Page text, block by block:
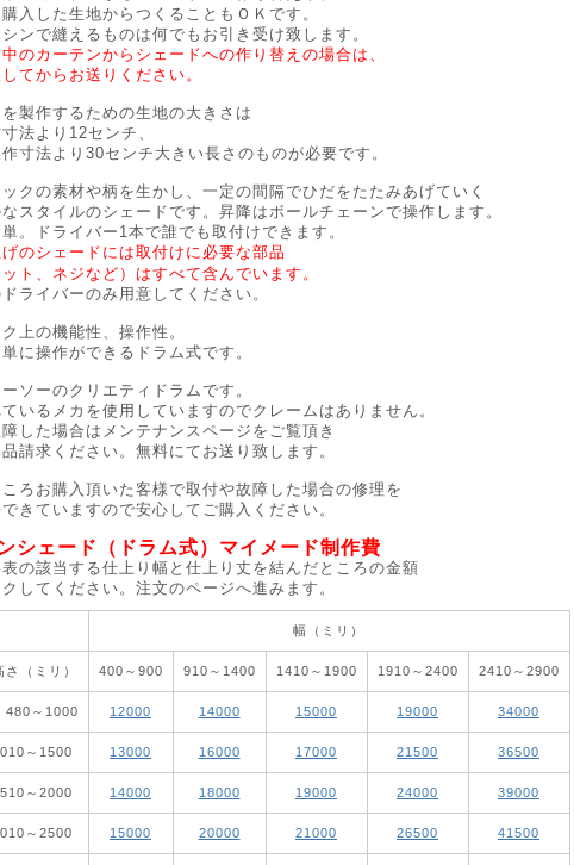
入した生地からつくることもＯＫです。
ンで縫えるものは何でもお引き受け致します。
のカーテンからシェードへの作り替えの場合は、
てからお送りください。
製作するための生地の大きさは
法より12センチ、
寸法より30センチ大きい長さのものが必要です。
クの素材や柄を生かし、一定の間隔でひだをたたみあげていく
スタイルのシェードです。昇降はボールチェーンで操作します。
。ドライバー1本で誰でも取付けできます。
のシェードには取付けに必要な部品
ット、ネジなど）はすべて含んでいます。
ライバーのみ用意してください。
上の機能性、操作性。
に操作ができるドラム式です。
ソーのクリエティドラムです。
いるメカを使用していますのでクレームはありません。
した場合はメンテナンスページをご覧頂き
請求ください。無料にてお送り致します。
ろお購入頂いた客様で取付や故障した場合の修理を
きていますので安心してご購入ください。
シェード（ドラム式）マイメード制作費
の該当する仕上り幅と仕上り丈を結んだところの金額
してください。注文のページへ進みます。
幅（ミリ）
さ（ミリ） 400～900 910～1400 1410～1900 1910～2400 2410～2900
～1000 12000 14000 15000 19000 34000
～1500 13000 16000 17000 21500 36500
～2000 14000 18000 19000 24000 39000
～2500 15000 20000 21000 26500 41500